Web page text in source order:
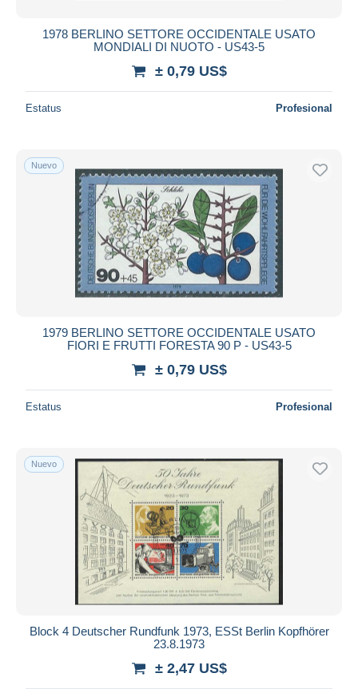
1978 BERLINO SETTORE OCCIDENTALE USATO
MONDIALI DI NUOTO - US43-5
± 0,79 US$
Estatus Profesional
Nuevo
1979 BERLINO SETTORE OCCIDENTALE USATO
FIORI E FRUTTI FORESTA 90 P - US43-5
± 0,79 US$
Estatus Profesional
Nuevo
Block 4 Deutscher Rundfunk 1973, ESSt Berlin Kopfhörer
23.8.1973
± 2,47 US$